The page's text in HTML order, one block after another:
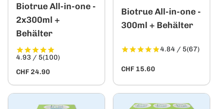
Biotrue All-in-one -
2x300ml +
Behälter
4.93 / 5(100)
CHF 24.90
Biotrue All-in-one -
300ml + Behälter
4.84 / 5(67)
CHF 15.60